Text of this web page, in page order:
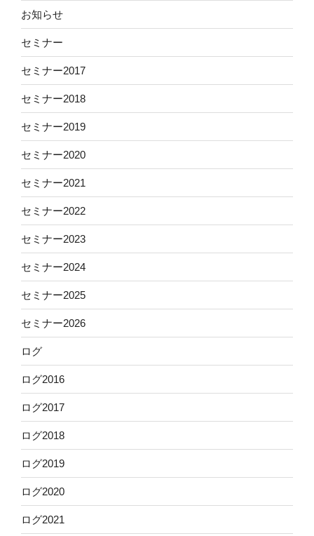
お知らせ
セミナー
セミナー2017
セミナー2018
セミナー2019
セミナー2020
セミナー2021
セミナー2022
セミナー2023
セミナー2024
セミナー2025
セミナー2026
ログ
ログ2016
ログ2017
ログ2018
ログ2019
ログ2020
ログ2021